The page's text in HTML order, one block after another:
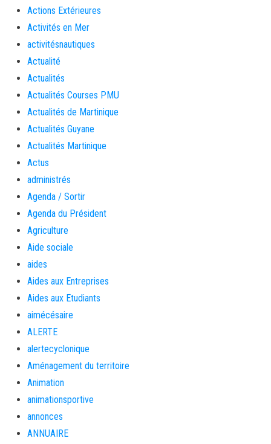
Actions Extérieures
Activités en Mer
activitésnautiques
Actualité
Actualités
Actualités Courses PMU
Actualités de Martinique
Actualités Guyane
Actualités Martinique
Actus
administrés
Agenda / Sortir
Agenda du Président
Agriculture
Aide sociale
aides
Aides aux Entreprises
Aides aux Etudiants
aimécésaire
ALERTE
alertecyclonique
Aménagement du territoire
Animation
animationsportive
annonces
ANNUAIRE